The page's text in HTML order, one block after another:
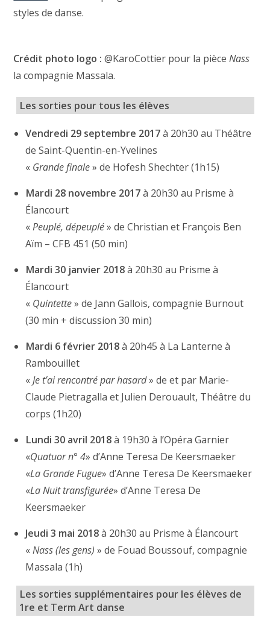
styles de danse.
Crédit photo logo : @KaroCottier pour la pièceNass
la compagnie Massala.
Les sorties pour tous les élèves
Vendredi 29 septembre 2017à 20h30 au Théâtre
de Saint-Quentin-en-Yvelines
« Grande finale» de Hofesh Shechter (1h15)
Mardi 28 novembre 2017à 20h30 au Prisme à
Élancourt
«Peuplé, dépeuplé» de Christian et François Ben
Aïm – CFB 451 (50 min)
Mardi 30 janvier 2018à 20h30 au Prisme à
Élancourt
« Quintette» de Jann Gallois, compagnie Burnout
(30 min + discussion 30 min)
Mardi 6 février 2018à 20h45 à La Lanterne à
Rambouillet
«Je t’ai rencontré par hasard» de et par Marie-
Claude Pietragalla et Julien Derouault, Théâtre du
corps (1h20)
Lundi 30 avril 2018à 19h30 à l’Opéra Garnier
«Quatuor n° 4» d’Anne Teresa De Keersmaeker
«La Grande Fugue» d’Anne Teresa De Keersmaeker
«La Nuit transfigurée» d’Anne Teresa De
Keersmaeker
Jeudi 3 mai 2018à 20h30 au Prisme à Élancourt
«Nass (les gens) » de Fouad Boussouf, compagnie
Massala (1h)
Les sorties supplémentaires pour les élèves de
1re et Term Art danse